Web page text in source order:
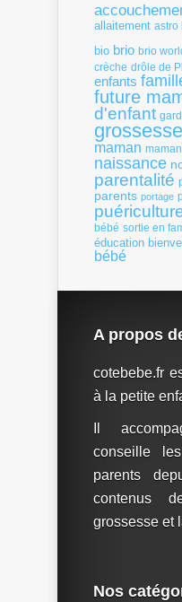
allaitement astro
bio brio brio
crèche drôle de
enfants
future
d'enfant
grossesse
maman
naissance
parentalité
parents portage
bébé sortie en
éducation
bébé
A propos
cotebebe.fr
à la petite
Il
conseille
parents
contenus
grossesse et
Nos